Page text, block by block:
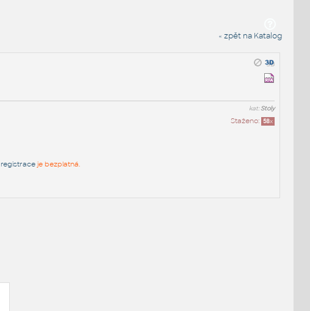
« zpět na Katalog
kat:Stoly
Staženo: 58x
registraceje bezplatná.